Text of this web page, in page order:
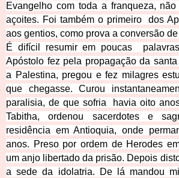
Evangelho com toda a franqueza,
açoites. Foi também o primeiro  dos
aos gentios, como prova a conversão
É difícil resumir em poucas
Apóstolo fez pela propagação da
a Palestina, pregou e fez milagres
que chegasse. Curou
paralisia, de que sofria  havia oito
Tabitha, ordenou sacerdotes e
residência em Antioquia, onde
anos. Preso por ordem de Herodes
um anjo libertado da prisão. Depois
a sede da idolatria. De lá mandou